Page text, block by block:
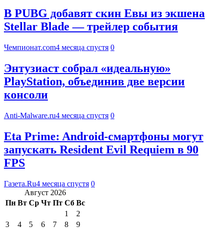
В PUBG добавят скин Евы из экшена
Stellar Blade — трейлер события
Чемпионат.com4 месяца спустя 0
Энтузиаст собрал «идеальную»
PlayStation, объединив две версии
консоли
Anti-Malware.ru4 месяца спустя 0
Eta Prime: Android-смартфоны могут
запускать Resident Evil Requiem в 90
FPS
Газета.Ru4 месяца спустя 0
Август 2026
Пн Вт Ср Чт Пт Сб Вс
1
2
3
4 5 6 7 8
9